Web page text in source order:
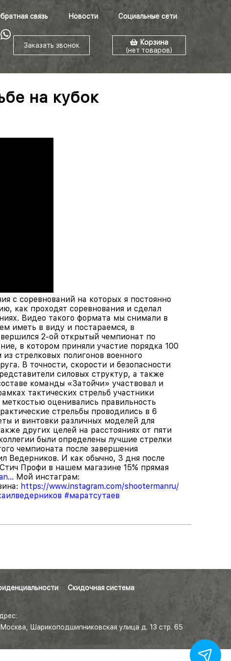
связь Новости Социальные сети
Заказать звонок
Корзина
(нет товаров)
на кубок
с соревнований на которых я постоянно
как проходят соревнования и сделал
Видео такого формата мы снимали в
иметь в виду и постараемся, в
2-ой открытый чемпионат по
в котором приняли участие порядка 100
стрелковых полигонов военного
В точности, скорости и безопасности
силовых структур, а также
команды «Затойчи» участвовал и
тактических стрельб участники
оценивались правильность
стрельбы проводились в 6
и винтовки различных моделей для
других целей на расстояниях от пяти
были определены лучшие стрелки
чемпионата после завершения
Ведерников. И как обычно, 3 дня после
Профи в нашем магазине 15% прямая
Мой инстаграм:
https://www.instagram.com/shootermanru/
#маратсутаев
Скидочная система
Москва, Шарикоподшипниковская улица д. 13 стр. 65